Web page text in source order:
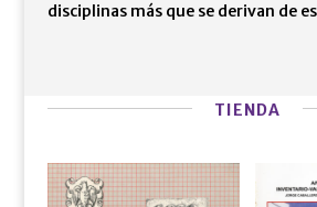
disciplinas más que se derivan de
TIENDA